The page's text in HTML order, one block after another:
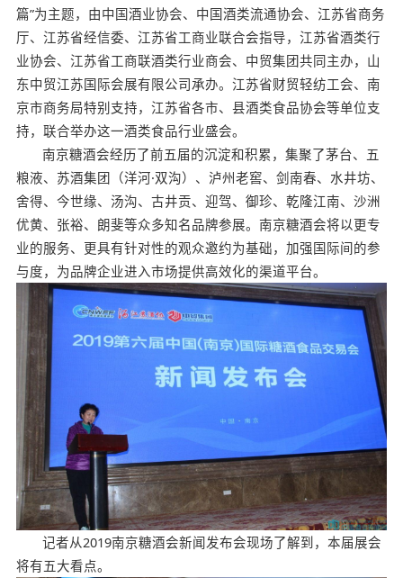
篇”为主题，由中国酒业协会、中国酒类流通协会、江苏省商务
厅、江苏省经信委、江苏省工商业联合会指导，江苏省酒类行
业协会、江苏省工商联酒类行业商会、中贸集团共同主办，山
东中贸江苏国际会展有限公司承办。江苏省财贸轻纺工会、南
京市商务局特别支持，江苏省各市、县酒类食品协会等单位支
持，联合举办这一酒类食品行业盛会。
南京糖酒会经历了前五届的沉淀和积累，集聚了茅台、五
粮液、苏酒集团（洋河·双沟）、泸州老窖、剑南春、水井坊、
舍得、今世缘、汤沟、古井贡、迎驾、御珍、乾隆江南、沙洲
优黄、张裕、朗斐等众多知名品牌参展。南京糖酒会将以更专
业的服务、更具有针对性的观众邀约为基础，加强国际间的参
与度，为品牌企业进入市场提供高效化的渠道平台。
记者从2019南京糖酒会新闻发布会现场了解到，本届展会
将有五大看点。